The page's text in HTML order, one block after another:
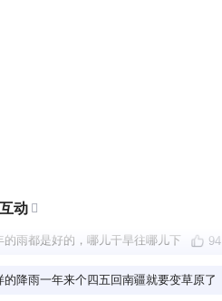
动 
94
的雨都是好的，哪儿干旱往哪儿下
的降雨一年来个四五回南疆就要变草原了